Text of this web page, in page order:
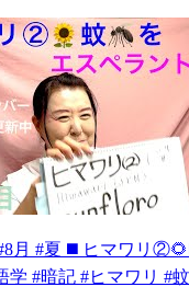
#8月 #夏 ◼️ ヒマワリ
学 #暗記 #ヒマワリ #